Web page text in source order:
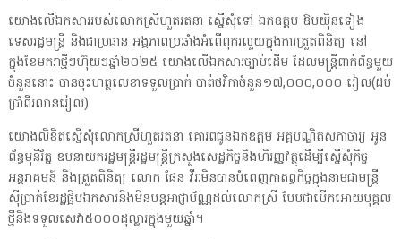
យោងលើឯកសាររបស់លោកស្រីហួតរតនា ស្នើសុំទៅ ឯកឧត្តម ឱមយ៉ិនទៀង
ទេសរដ្ឋមន្ដ្រី និងជាប្រធាន អង្គភាពប្រឆាំងអំពើពុករលួយក្នុងការត្រួតពិនិត្យ នៅ
ក្នុងខែមករាថ្មីៗហ៊ុយៗឆ្នាំ២០២៥ យោងលើឯកសារច្បាប់ដើម ដែលមន្ត្រីពាក់ព័ន្ធមួយ
ចំនួននោះ បានចុះហត្ថលេខាទទួលប្រាក់ បាត់ថវិកាចំនួន១៧,០០០,០០០ រៀល(ដប់
ប្រាំពីរលានរៀល)
យោងលិខិតស្នើសុំលោកស្រីហួតរតនា គោរពជូនឯកឧត្តម អគ្គបណ្ឌិតសភាចារ្យ អូន
ព័ន្ធមុនីរ័ត្ន ឧបនាយករដ្ឋមន្ត្រីរដ្ឋមន្ត្រីក្រសួងសេដ្ឋកិច្ចនិងហិរញ្ញវត្ថុដើម្បីស្នើសុំកិច្ច
អន្តរាគមន៍ និងត្រួតពិនិត្យ លោក ផែន វីរៈមិនបានបំពេញកាតព្វកិច្ចក្នុងនាមជាមន្ត្រី
ស៊ីប្រាក់ខែរដ្ឋផ្អិបឯកសារនិងមិនបន្តអាជ្ញាប័ណ្ណដល់លោកស្រី បែបជាបើកអោយបុគ្គល
ថ្មីនិងទទួលសេវា៥០០០ដុល្លារក្នុងមួយឆ្នាំ។